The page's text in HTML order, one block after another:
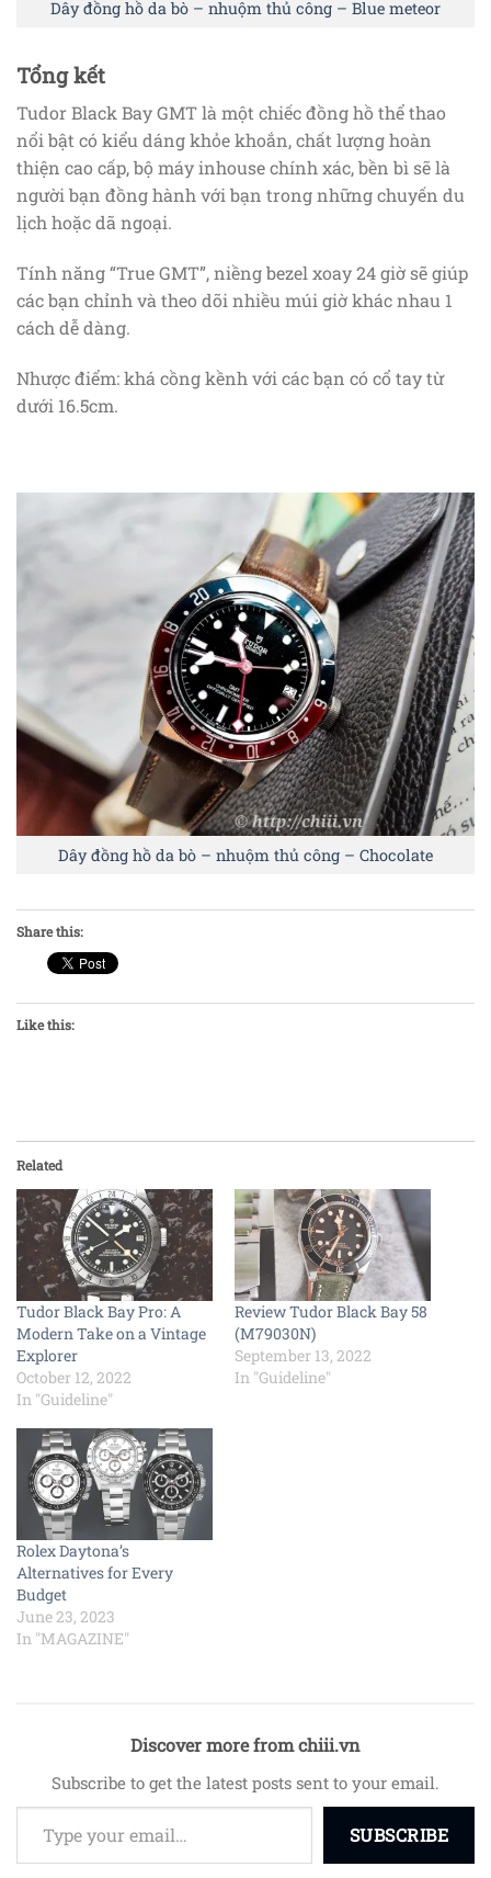
Dây đồng hồ da bò – nhuộm thủ công – Blue meteor
Tổng kết
Tudor Black Bay GMT là một chiếc đồng hồ thể thao
nổi bật có kiểu dáng khỏe khoắn, chất lượng hoàn
thiện cao cấp, bộ máy inhouse chính xác, bền bì sẽ là
người bạn đồng hành với bạn trong những chuyến du
lịch hoặc dã ngoại.
Tính năng “True GMT”, niềng bezel xoay 24 giờ sẽ giúp
các bạn chỉnh và theo dõi nhiều múi giờ khác nhau 1
cách dễ dàng.
Nhược điểm: khá cồng kềnh với các bạn có cổ tay từ
dưới 16.5cm.
Dây đồng hồ da bò – nhuộm thủ công – Chocolate
Share this:
Like this:
Related
Tudor Black Bay Pro: A
Modern Take on a Vintage
Explorer
October 12, 2022
In "Guideline"
Review Tudor Black Bay 58
(M79030N)
September 13, 2022
In "Guideline"
Rolex Daytona’s
Alternatives for Every
Budget
June 23, 2023
In "MAGAZINE"
Discover more from chiii.vn
Subscribe to get the latest posts sent to your email.
Type your email…
SUBSCRIBE